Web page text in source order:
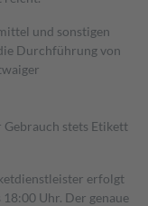
und sonstigen
Durchführung von
stets Etikett
erfolgt
Uhr. Der genaue